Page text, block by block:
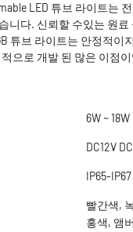
LED 튜브 라이트는
니다. 신뢰할 수있는 원
튜브 라이트는 안정적이
으로 개발 된 많은 이점
6W ~ 18W
DC12V
IP65-IP67
빨간색,
홍색, 앰